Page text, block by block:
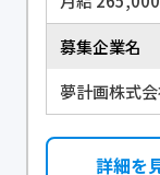
募集企業名
夢計画株式
詳細を